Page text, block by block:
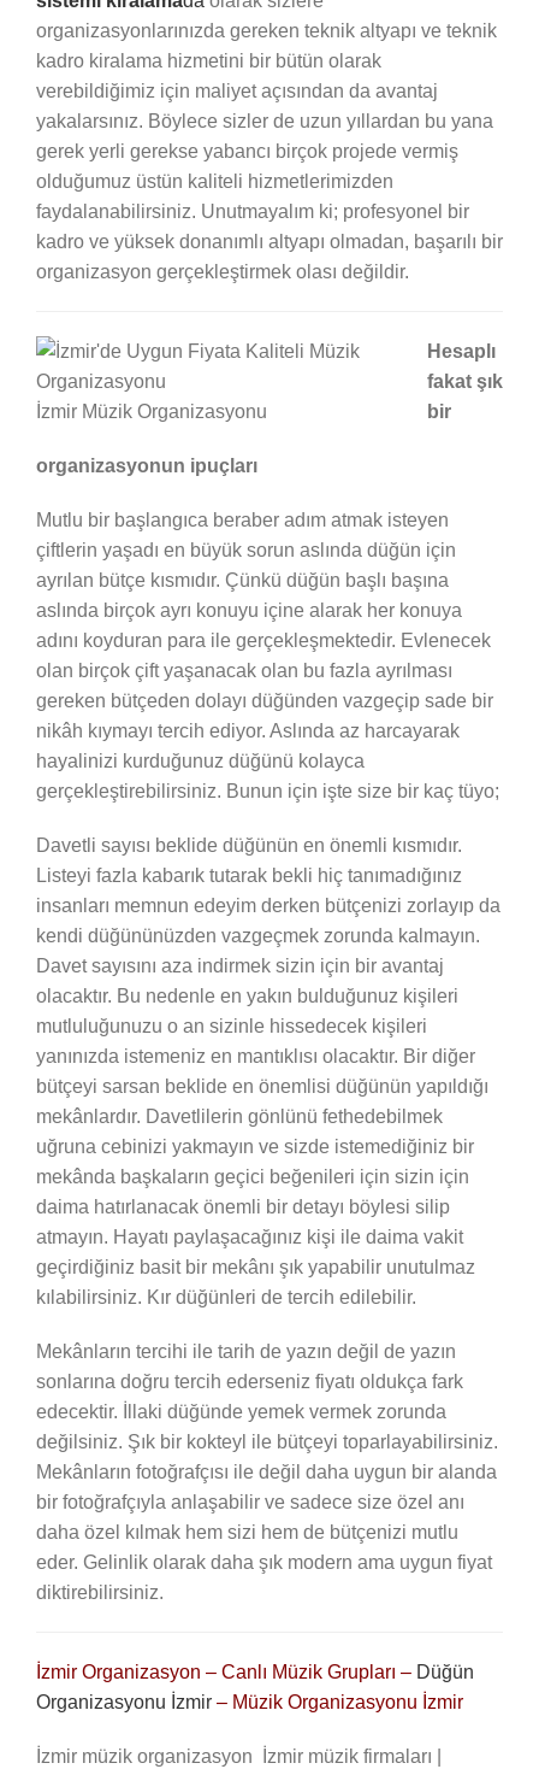
organizasyonlarınızda gereken teknik altyapı ve teknik
kadro kiralama hizmetini bir bütün olarak
verebildiğimiz için maliyet açısından da avantaj
yakalarsınız. Böylece sizler de uzun yıllardan bu yana
gerek yerli gerekse yabancı birçok projede vermiş
olduğumuz üstün kaliteli hizmetlerimizden
faydalanabilirsiniz. Unutmayalım ki; profesyonel bir
kadro ve yüksek donanımlı altyapı olmadan, başarılı bir
organizasyon gerçekleştirmek olası değildir.
İzmir Müzik Organizasyonu
Hesaplı
fakat şık
bir
organizasyonun ipuçları
Mutlu bir başlangıca beraber adım atmak isteyen
çiftlerin yaşadı en büyük sorun aslında düğün için
ayrılan bütçe kısmıdır. Çünkü düğün başlı başına
aslında birçok ayrı konuyu içine alarak her konuya
adını koyduran para ile gerçekleşmektedir. Evlenecek
olan birçok çift yaşanacak olan bu fazla ayrılması
gereken bütçeden dolayı düğünden vazgeçip sade bir
nikâh kıymayı tercih ediyor. Aslında az harcayarak
hayalinizi kurduğunuz düğünü kolayca
gerçekleştirebilirsiniz. Bunun için işte size bir kaç tüyo;
Davetli sayısı beklide düğünün en önemli kısmıdır.
Listeyi fazla kabarık tutarak bekli hiç tanımadığınız
insanları memnun edeyim derken bütçenizi zorlayıp da
kendi düğününüzden vazgeçmek zorunda kalmayın.
Davet sayısını aza indirmek sizin için bir avantaj
olacaktır. Bu nedenle en yakın bulduğunuz kişileri
mutluluğunuzu o an sizinle hissedecek kişileri
yanınızda istemeniz en mantıklısı olacaktır. Bir diğer
bütçeyi sarsan beklide en önemlisi düğünün yapıldığı
mekânlardır. Davetlilerin gönlünü fethedebilmek
uğruna cebinizi yakmayın ve sizde istemediğiniz bir
mekânda başkaların geçici beğenileri için sizin için
daima hatırlanacak önemli bir detayı böylesi silip
atmayın. Hayatı paylaşacağınız kişi ile daima vakit
geçirdiğiniz basit bir mekânı şık yapabilir unutulmaz
kılabilirsiniz. Kır düğünleri de tercih edilebilir.
Mekânların tercihi ile tarih de yazın değil de yazın
sonlarına doğru tercih ederseniz fiyatı oldukça fark
edecektir. İllaki düğünde yemek vermek zorunda
değilsiniz. Şık bir kokteyl ile bütçeyi toparlayabilirsiniz.
Mekânların fotoğrafçısı ile değil daha uygun bir alanda
bir fotoğrafçıyla anlaşabilir ve sadece size özel anı
daha özel kılmak hem sizi hem de bütçenizi mutlu
eder. Gelinlik olarak daha şık modern ama uygun fiyat
diktirebilirsiniz.
İzmir Organizasyon – Canlı Müzik Grupları – Düğün
Organizasyonu İzmir– Müzik Organizasyonu İzmir
İzmir müzik organizasyon İzmir müzik firmaları |